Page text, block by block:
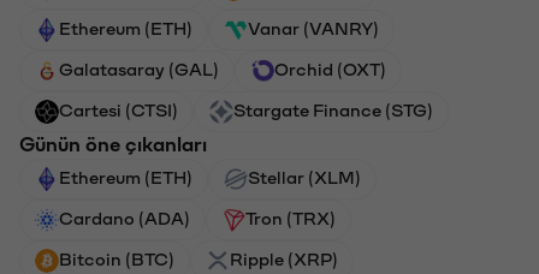
Ethereum (ETH) Vanar (VANRY)
Galatasaray (GAL) Orchid (OXT)
Cartesi (CTSI) Stargate Finance (STG)
Günün öne çıkanları
Ethereum (ETH) Stellar (XLM)
Cardano (ADA) Tron (TRX)
Bitcoin (BTC) Ripple (XRP)